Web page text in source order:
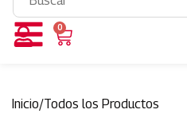
0
Inicio/Todos los Productos